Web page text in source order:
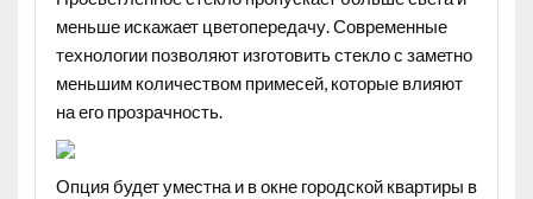
меньше искажает цветопередачу. Современные
технологии позволяют изготовить стекло с заметно
меньшим количеством примесей, которые влияют
на его прозрачность.
Опция будет уместна и в окне городской квартиры в